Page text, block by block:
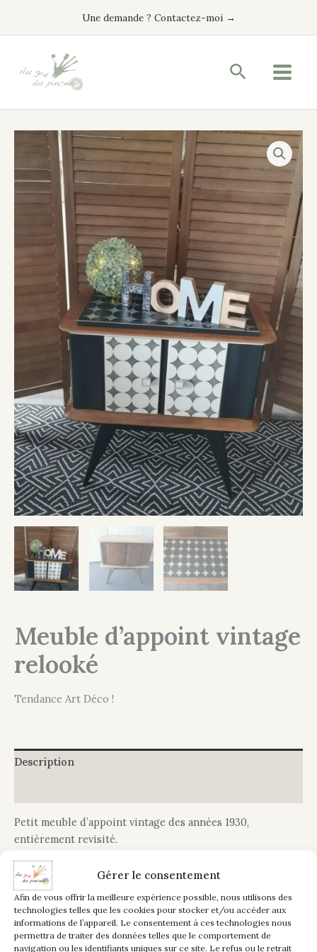
Gérer le consentement
Afin de vous offrir la meilleure expérience possible, nous utilisons des
technologies telles que les cookies pour stocker et/ou accéder aux
informations de l’appareil. Le consentement à ces technologies nous
permettra de traiter des données telles que le comportement de
navigation ou les identifiants uniques sur ce site. Le refus ou le retrait
Une demande ? Contactez-moi →
Meuble d’appoint vintage
relooké
Tendance Art Déco !
Description
Petit meuble d’appoint vintage des années 1930,
entièrement revisité.
Son originalité est liée à sa sa forme, et ses pieds
légèrement compas, ce petit meuble est doté de 2 portes
et d’une belle capacité de rangement.
Un peu démodé avec son marbre et son bois foncé, le